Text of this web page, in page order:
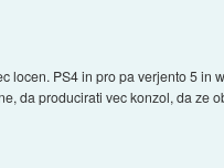
locen. PS4 in pro pa verjento 5 in
da producirati vec konzol, da ze